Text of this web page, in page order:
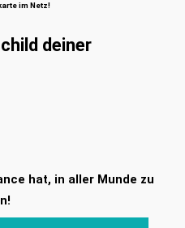
im Netz!
deiner
hat, in aller Munde zu